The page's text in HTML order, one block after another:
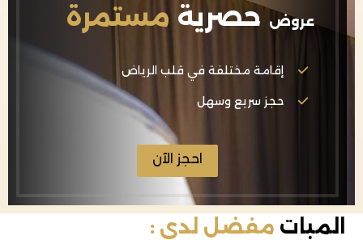
عروض حصرية مستمرة
إقامة مختلفة في قلب الرياض
حجز سريع وسهل
احجز الآن
المبات مفضل لدى :